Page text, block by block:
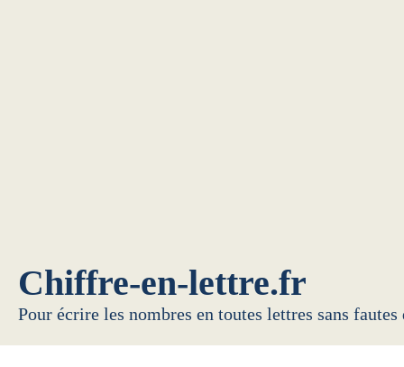
Chiffre-en-lettre.fr
Pour écrire les nombres en toutes lettres sans